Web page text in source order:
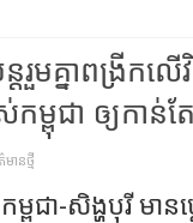
បន្តរួមគ្នាពង្រី
ពុជា ឲ្យកាន់ត
មានថ្មី
ពុជា-សិង្ហបុរី មានប